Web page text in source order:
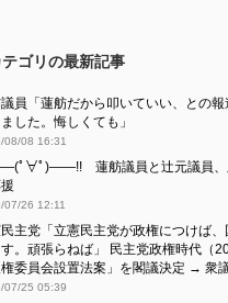
テゴリの最新記事
員「蓮舫だから叩いていい、との
した。悔しくても」
08/08 16:31
ﾟ∀ﾟ)――!! 蓮舫議員と辻元議員、
07/26 12:11
主党「立憲民主党が政権につけば
す。頑張らねば」 民主党政権時代（
権委員会設置法案」を閣議決定 → 衆
07/25 05:39